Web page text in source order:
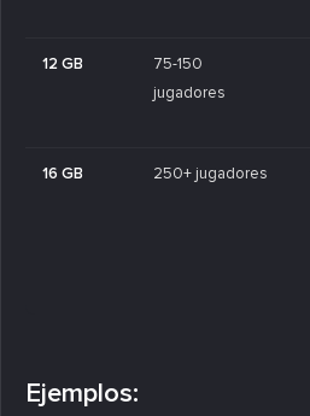
12 GB
75-150
jugadores
16 GB 250+ jugadores
Ejemplos: